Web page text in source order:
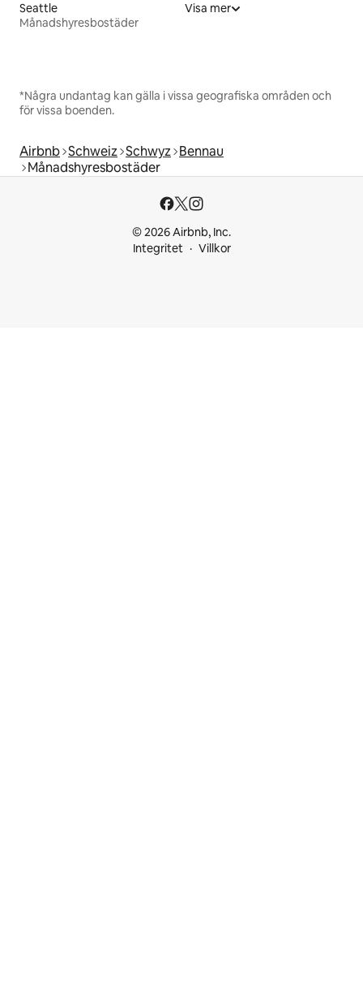
Seattle
Månadshyresbostäder
Visa mer
*Några undantag kan gälla i vissa geografiska områden och
för vissa boenden.
Airbnb Schweiz Schwyz Bennau
Månadshyresbostäder
© 2026 Airbnb, Inc.
Integritet
Villkor